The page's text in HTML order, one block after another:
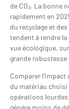
de CO₂. La bonne
rapidement en
du recyclage et
tendent à rendre
vue écologique,
grande
Comparer
du matériau
opérations